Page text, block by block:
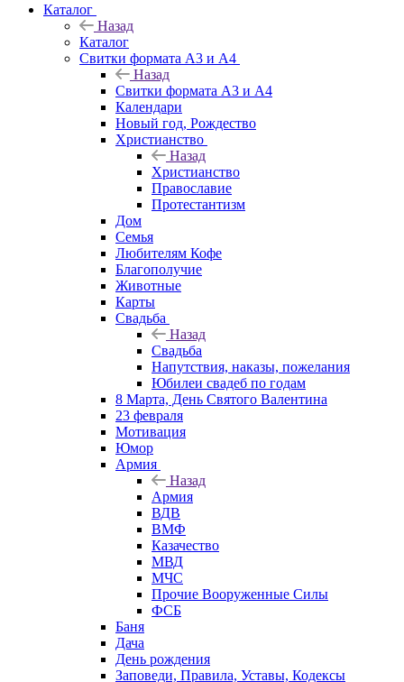
Каталог
Назад
Каталог
Свитки формата А3 и А4
Назад
Свитки формата А3 и А4
Календари
Новый год, Рождество
Христианство
Назад
Христианство
Православие
Протестантизм
Дом
Семья
Любителям Кофе
Благополучие
Животные
Карты
Свадьба
Назад
Свадьба
Напутствия, наказы, пожелания
Юбилеи свадеб по годам
8 Марта, День Святого Валентина
23 февраля
Мотивация
Юмор
Армия
Назад
Армия
ВДВ
ВМФ
Казачество
МВД
МЧС
Прочие Вооруженные Силы
ФСБ
Баня
Дача
День рождения
Заповеди, Правила, Уставы, Кодексы